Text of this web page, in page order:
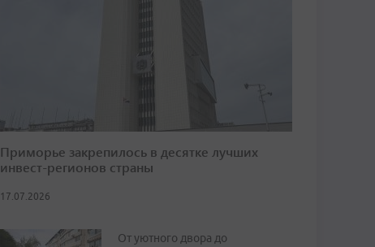
Приморье закрепилось в десятке лучших
инвест-регионов страны
17.07.2026
От уютного двора до